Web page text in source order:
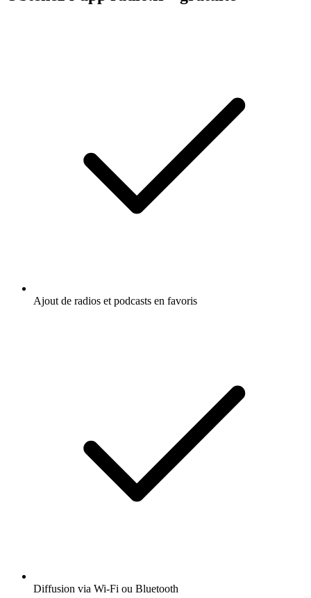
Ajout de radios et podcasts en favoris
Diffusion via Wi-Fi ou Bluetooth